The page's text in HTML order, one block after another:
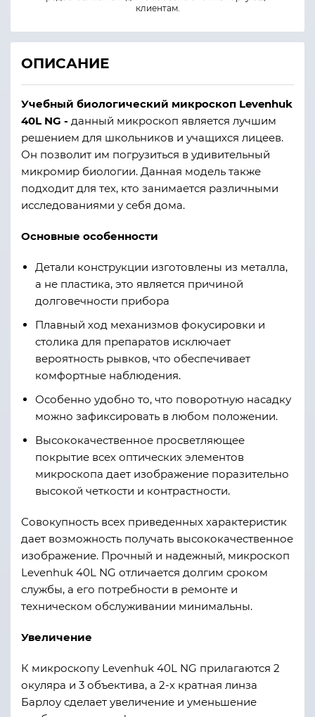
клиентам.
ОПИСАНИЕ
Учебный биологический микроскоп Levenhuk
40L NG - данный микроскоп является лучшим
решением для школьников и учащихся лицеев.
Он позволит им погрузиться в удивительный
микромир биологии. Данная модель также
подходит для тех, кто занимается различными
исследованиями у себя дома.
Основные особенности
Детали конструкции изготовлены из металла,
а не пластика, это является причиной
долговечности прибора
Плавный ход механизмов фокусировки и
столика для препаратов исключает
вероятность рывков, что обеспечивает
комфортные наблюдения.
Особенно удобно то, что поворотную насадку
можно зафиксировать в любом положении.
Высококачественное просветляющее
покрытие всех оптических элементов
микроскопа дает изображение поразительно
высокой четкости и контрастности.
Совокупность всех приведенных характеристик
дает возможность получать высококачественное
изображение. Прочный и надежный, микроскоп
Levenhuk 40L NG отличается долгим сроком
службы, а его потребности в ремонте и
техническом обслуживании минимальны.
Увеличение
К микроскопу Levenhuk 40L NG прилагаются 2
окуляра и 3 объектива, а 2-х кратная линза
Барлоу сделает увеличение и уменьшение